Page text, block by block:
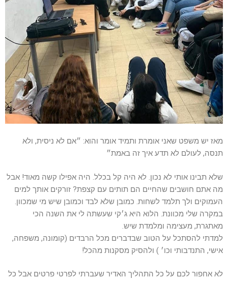
מאז יש משפט שאני אומרת ותמיד אומר והוא: ״אם לא ניסית, ולא
תנסה, לעולם לא תדע איך זה באמת״
שלא תבינו אותי לא נכון. לא היה קל בכלל. היה אפילו קשה מאוד! אבל
מה אתם חושבים שהחיים הם תותים עם קצפת? זורקים אותך למים
העמוקים ולך תלמד לשחות. כמובן שלא לבד וכמובן שיש מי שמכוון.
במקרה שלי מכוונת. הלוא היא ג׳קי שעשתה לי את השנה הכי
מאתגרת, מעצימה ומלמדת שיש.
למדתי להסתכל על הטוב שבדברים מכל הרבדים (קומונה, משפחה,
אישי, התנדבותי וכו׳ ) ולהסיק מסקנות מהכל!
לא אחפור לכם על כל התהליך האדיר שעברתי לפרטי פרטים אבל כל